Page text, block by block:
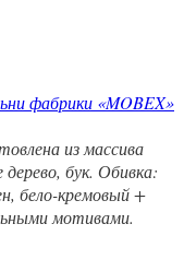
фабрики «MOBEX»
из массива
бук. Обивка:
бело-кремовый +
мотивами.